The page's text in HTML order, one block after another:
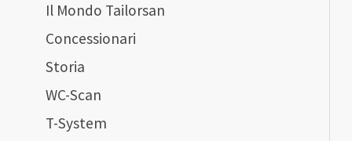
Il Mondo Tailorsan
Concessionari
Storia
WC-Scan
T-System